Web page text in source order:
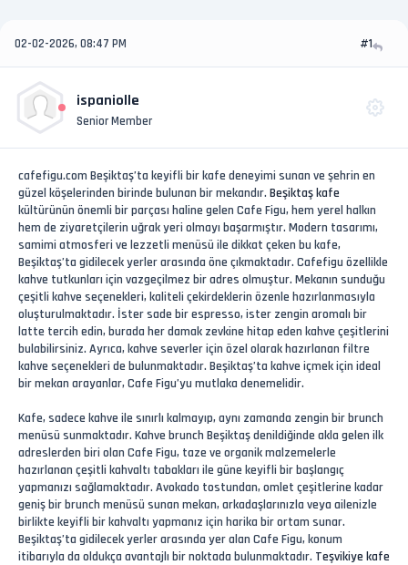
02-02-2026, 08:47 PM #1
ispaniolle
Senior Member
cafefigu.com Beşiktaş’ta keyifli bir kafe deneyimi sunan ve şehrin en
güzel köşelerinden birinde bulunan bir mekandır. Beşiktaş kafe
kültürünün önemli bir parçası haline gelen Cafe Figu, hem yerel halkın
hem de ziyaretçilerin uğrak yeri olmayı başarmıştır. Modern tasarımı,
samimi atmosferi ve lezzetli menüsü ile dikkat çeken bu kafe,
Beşiktaş’ta gidilecek yerler arasında öne çıkmaktadır. Cafefigu özellikle
kahve tutkunları için vazgeçilmez bir adres olmuştur. Mekanın sunduğu
çeşitli kahve seçenekleri, kaliteli çekirdeklerin özenle hazırlanmasıyla
oluşturulmaktadır. İster sade bir espresso, ister zengin aromalı bir
latte tercih edin, burada her damak zevkine hitap eden kahve çeşitlerini
bulabilirsiniz. Ayrıca, kahve severler için özel olarak hazırlanan filtre
kahve seçenekleri de bulunmaktadır. Beşiktaş’ta kahve içmek için ideal
bir mekan arayanlar, Cafe Figu’yu mutlaka denemelidir.
Kafe, sadece kahve ile sınırlı kalmayıp, aynı zamanda zengin bir brunch
menüsü sunmaktadır. Kahve brunch Beşiktaş denildiğinde akla gelen ilk
adreslerden biri olan Cafe Figu, taze ve organik malzemelerle
hazırlanan çeşitli kahvaltı tabakları ile güne keyifli bir başlangıç
yapmanızı sağlamaktadır. Avokado tostundan, omlet çeşitlerine kadar
geniş bir brunch menüsü sunan mekan, arkadaşlarınızla veya ailenizle
birlikte keyifli bir kahvaltı yapmanız için harika bir ortam sunar.
Beşiktaş’ta gidilecek yerler arasında yer alan Cafe Figu, konum
itibarıyla da oldukça avantajlı bir noktada bulunmaktadır. Teşvikiye kafe